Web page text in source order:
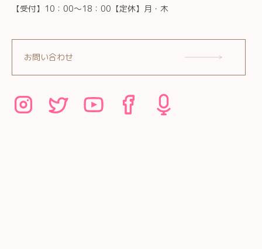
【受付】10：00～18：00【定休】月・木
お問い合わせ